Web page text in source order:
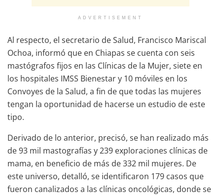
ADVERTISEMENT
Al respecto, el secretario de Salud, Francisco Mariscal
Ochoa, informó que en Chiapas se cuenta con seis
mastógrafos fijos en las Clínicas de la Mujer, siete en
los hospitales IMSS Bienestar y 10 móviles en los
Convoyes de la Salud, a fin de que todas las mujeres
tengan la oportunidad de hacerse un estudio de este
tipo.
Derivado de lo anterior, precisó, se han realizado más
de 93 mil mastografías y 239 exploraciones clínicas de
mama, en beneficio de más de 332 mil mujeres. De
este universo, detalló, se identificaron 179 casos que
fueron canalizados a las clínicas oncológicas, donde se